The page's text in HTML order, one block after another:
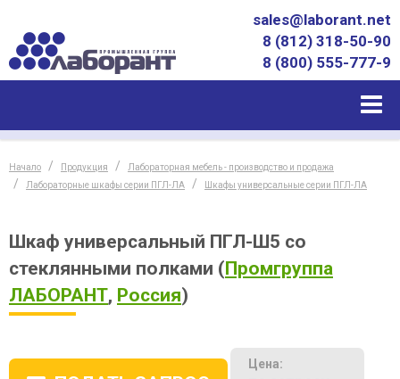
sales@laborant.net
8 (812) 318-50-90
8 (800) 555-777-9
Начало Продукция
Лабораторная мебель - производство и продажа
Лабораторные шкафы серии ПГЛ-ЛА
Шкафы универсальные серии ПГЛ-ЛА
Шкаф универсальный ПГЛ-Ш5 со
стеклянными полками (Промгруппа
ЛАБОРАНТ, Россия)
Цена: